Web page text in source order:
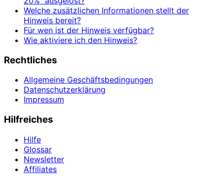
Welche zusätzlichen Informationen stellt der
Hinweis bereit?
Für wen ist der Hinweis verfügbar?
Wie aktiviere ich den Hinweis?
Rechtliches
Allgemeine Geschäftsbedingungen
Datenschutzerklärung
Impressum
Hilfreiches
Hilfe
Glossar
Newsletter
Affiliates